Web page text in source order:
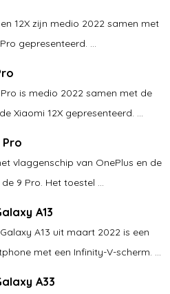
12X zijn medio 2022 samen met
gepresenteerd. ...
Pro is medio 2022 samen met de
Xiaomi 12X gepresenteerd. ...
Pro
vlaggenschip van OnePlus en de
9 Pro. Het toestel ...
A13
A13 uit maart 2022 is een
met een Infinity-V-scherm. ...
A33